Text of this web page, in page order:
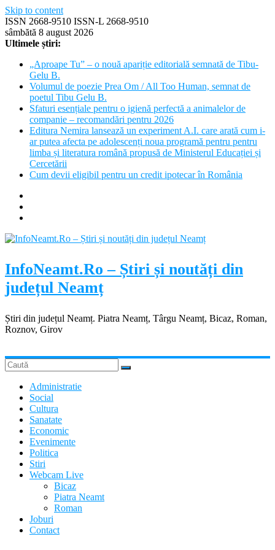
Skip to content
ISSN 2668-9510 ISSN-L 2668-9510
sâmbătă 8 august 2026
Ultimele știri:
„Aproape Tu” – o nouă apariție editorială semnată de Tibu-
Gelu B.
Volumul de poezie Prea Om / All Too Human, semnat de
poetul Tibu Gelu B.
Sfaturi esențiale pentru o igienă perfectă a animalelor de
companie – recomandări pentru 2026
Editura Nemira lansează un experiment A.I. care arată cum i-
ar putea afecta pe adolescenți noua programă pentru pentru
limba și literatura română propusă de Ministerul Educației și
Cercetării
Cum devii eligibil pentru un credit ipotecar în România
InfoNeamt.Ro – Știri și noutăți din
județul Neamț
Știri din județul Neamț. Piatra Neamț, Târgu Neamț, Bicaz, Roman,
Roznov, Girov
Administratie
Social
Cultura
Sanatate
Economic
Evenimente
Politica
Stiri
Webcam Live
Bicaz
Piatra Neamt
Roman
Joburi
Contact